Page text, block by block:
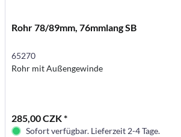
Rohr 78/89mm, 76mmlang SB
65270
Rohr mit Außengewinde
285,00 CZK *
Sofort verfügbar. Lieferzeit 2-4 Tage.